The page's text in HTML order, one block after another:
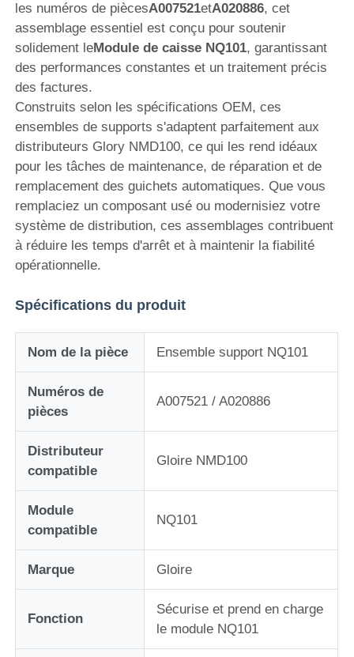
Aperçu
Produits
Vidéos
A propos de nous
Visite d'usine
Contrôle de la qualité
nouvelles
Demande de soumission
les numéros de piècesA007521etA020886, cet
assemblage essentiel est conçu pour soutenir
solidement leModule de caisse NQ101, garantissant
des performances constantes et un traitement précis
des factures.
Construits selon les spécifications OEM, ces
ensembles de supports s'adaptent parfaitement aux
distributeurs Glory NMD100, ce qui les rend idéaux
pour les tâches de maintenance, de réparation et de
remplacement des guichets automatiques. Que vous
remplaciez un composant usé ou modernisiez votre
système de distribution, ces assemblages contribuent
à réduire les temps d'arrêt et à maintenir la fiabilité
opérationnelle.
Spécifications du produit
Nom de la pièce Ensemble support NQ101
Numéros de
pièces
A007521 / A020886
Distributeur
compatible
Gloire NMD100
Module
compatible
NQ101
Marque Gloire
Fonction
Sécurise et prend en charge
le module NQ101